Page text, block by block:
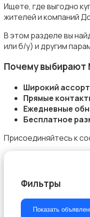
Аквариумистика
Ищете, где выгодно
жителей и компаний
В этом разделе вы
или б/у) и другим
Почему выбирают
Широкий
Прямые
Ежедневные
Бесплатное
Присоединяйтесь к
Фильтры
Показать